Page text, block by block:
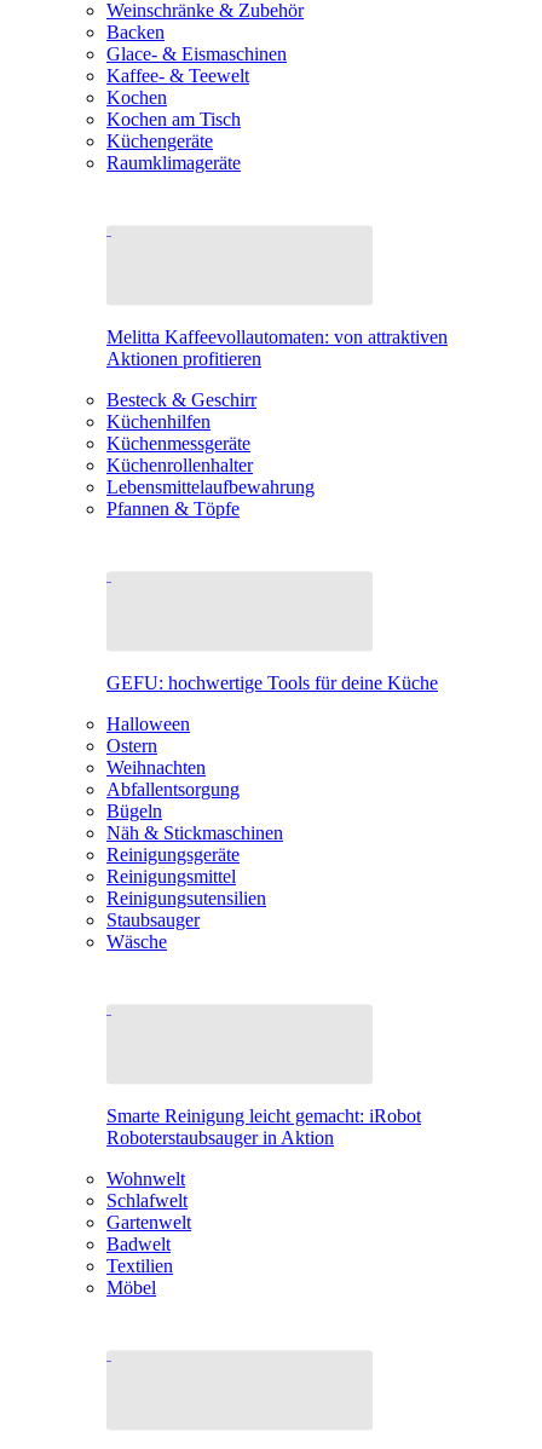
Weinschränke & Zubehör
Backen
Glace- & Eismaschinen
Kaffee- & Teewelt
Kochen
Kochen am Tisch
Küchengeräte
Raumklimageräte
Melitta Kaffeevollautomaten: von attraktiven
Aktionen profitieren
Besteck & Geschirr
Küchenhilfen
Küchenmessgeräte
Küchenrollenhalter
Lebensmittelaufbewahrung
Pfannen & Töpfe
GEFU: hochwertige Tools für deine Küche
Halloween
Ostern
Weihnachten
Abfallentsorgung
Bügeln
Näh & Stickmaschinen
Reinigungsgeräte
Reinigungsmittel
Reinigungsutensilien
Staubsauger
Wäsche
Smarte Reinigung leicht gemacht: iRobot
Roboterstaubsauger in Aktion
Wohnwelt
Schlafwelt
Gartenwelt
Badwelt
Textilien
Möbel